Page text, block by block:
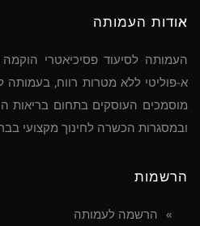
אודות העמותה
מוסמכים העוסקים בתחום בריאות
ובמסגרות הכשרה לחינוך מקצועי
הרשמות
הרשמה לעמותה